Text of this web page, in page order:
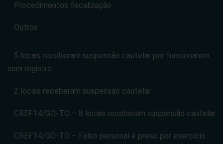
Procedimentos fiscalização
Outros
5 locais receberam suspensão cautelar por funcionarem
sem registro
2 locais receberam suspensão cautelar
CREF14/GO-TO – 8 locais receberam suspensão cautelar
CREF14/GO-TO – Falso personal é preso por exercício